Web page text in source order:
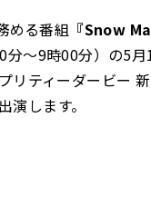
める番組 『Snow
分～9時00分）の5
リティーダービー
演します。